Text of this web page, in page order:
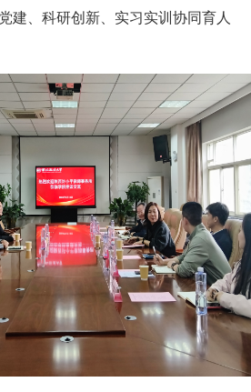
建、科研创新、实习实训协同育人